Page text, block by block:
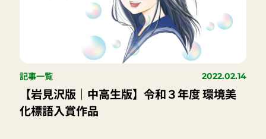
記事一覧 2022.02.14
【岩見沢版｜中高生版】令和３年度 環境美
化標語入賞作品